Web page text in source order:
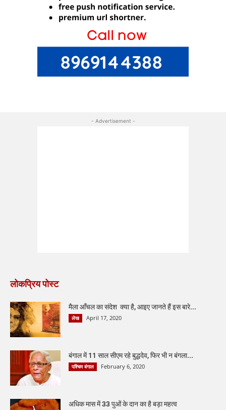
- Advertisement -
लोकप्रिय पोस्ट
मैला आँचल का संदेश क्या है, आइए जानते हैं इस बारे...
लेख April 17, 2020
बंगाल में 11 साल सीएम रहे बुद्धदेव, फिर भी न बंगला...
पश्चिम बंगाल February 6, 2020
अधिक मास में 33 पुओं के दान का है बड़ा महत्व